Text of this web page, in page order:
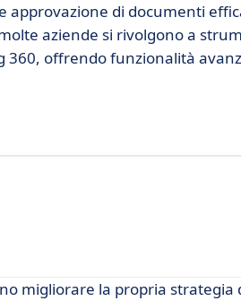
approvazione di documenti
aziende si rivolgono a
360, offrendo funzionalità
migliorare la propria strategia